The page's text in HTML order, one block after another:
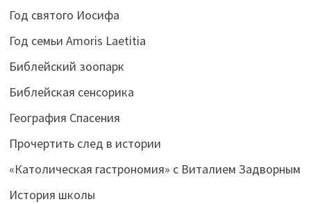
Год святого Иосифа
Год семьи Amoris Laetitia
Библейский зоопарк
Библейская сенсорика
География Спасения
Прочертить след в истории
«Католическая гастрономия» с Виталием Задворным
История школы